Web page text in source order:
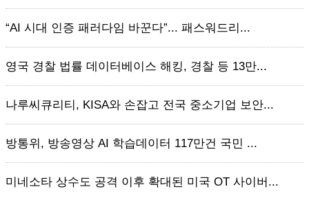
“AI 시대 인증 패러다임 바꾼다”... 패스워드리...
영국 경찰 법률 데이터베이스 해킹, 경찰 등 13만...
나루씨큐리티, KISA와 손잡고 전국 중소기업 보안...
방통위, 방송영상 AI 학습데이터 117만건 국민 ...
미네소타 상수도 공격 이후 확대된 미국 OT 사이버...